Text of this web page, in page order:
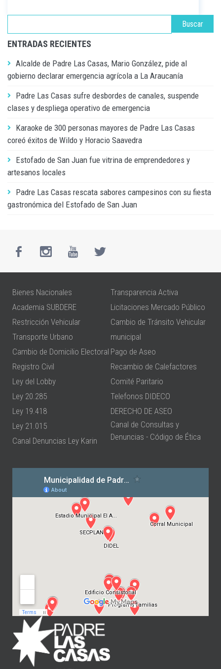
ENTRADAS RECIENTES
Alcalde de Padre Las Casas, Mario González, pide al
gobierno declarar emergencia agrícola a La Araucanía
Padre Las Casas sufre desbordes de canales, suspende
clases y despliega operativo de emergencia
Karaoke de 300 personas mayores de Padre Las Casas
coreó éxitos de Wildo y Horacio Saavedra
Estofado de San Juan fue vitrina de emprendedores y
artesanos locales
Padre Las Casas rescata sabores campesinos con su fiesta
gastronómica del Estofado de San Juan
Bienes Nacionales
Academia SUBDERE
Restricción Vehicular
Transporte Urbano
Cambio de Domicilio Electoral
Registro Civil
Ley del Lobby
Ley 20.285
Ley 19.418
Ley 21.015
Canal Denuncias Ley Karin
Transparencia Activa
Licitaciones Mercado Público
Cambio de Tránsito Vehicular
municipal
Pago de Aseo
Recambio de Calefactores
Comité Paritario
Telefonos DIDECO
DERECHO DE ASEO
Canal de Consultas y
Denuncias - Código de Ética